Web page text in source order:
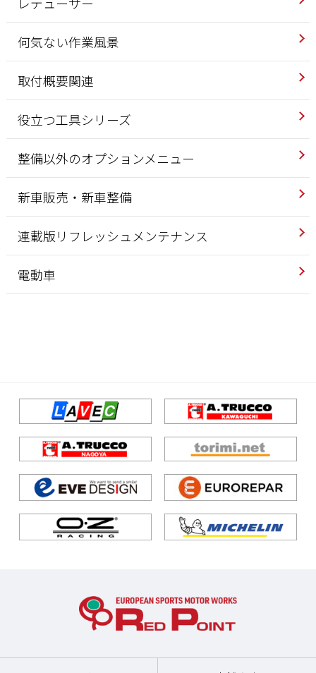
何気ない作業風景
取付概要関連
役立つ工具シリーズ
整備以外のオプションメニュー
新車販売・新車整備
連載版リフレッシュメンテナンス
電動車